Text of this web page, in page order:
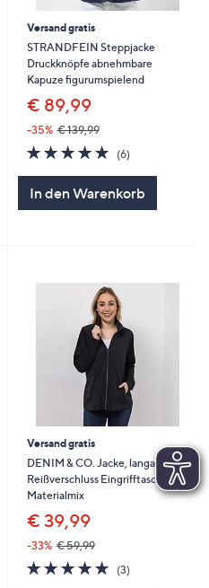
Versand gratis
STRANDFEIN Steppjacke
Druckknöpfe abnehmbare
Kapuze figurumspielend
€ 89,99
-35% € 139,99
4.7
von
5
(6)
In den Warenkorb
Versand gratis
DENIM & CO. Jacke, langarm
Reißverschluss Eingrifftaschen
Materialmix
€ 39,99
-33% € 59,99
4.7
von
(3)